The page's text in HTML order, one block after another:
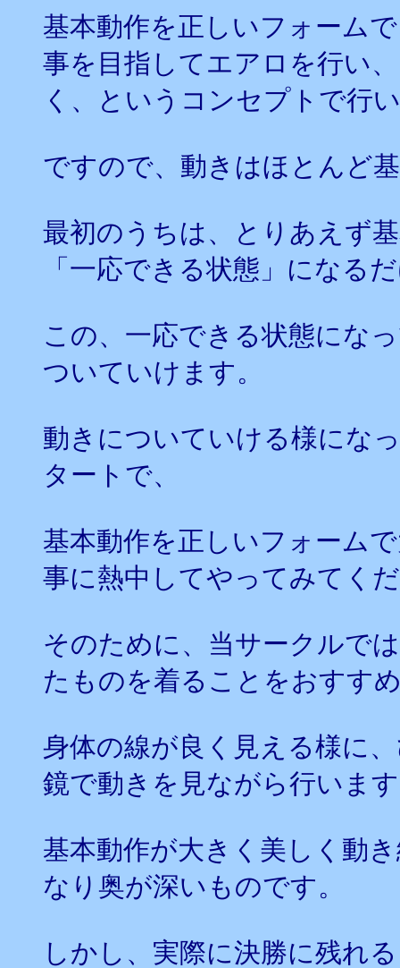
基本動作を正しいフォーム
事を目指してエアロを行い
く、というコンセプトで行
ですので、動きはほとんど
最初のうちは、とりあえず
「一応できる状態」になる
この、一応できる状態にな
ついていけます。
動きについていける様にな
タートで、
基本動作を正しいフォーム
事に熱中してやってみてく
そのために、当サークルで
たものを着ることをおすす
身体の線が良く見える様に
鏡で動きを見ながら行いま
基本動作が大きく美しく動
なり奥が深いものです。
しかし、実際に決勝に残れ